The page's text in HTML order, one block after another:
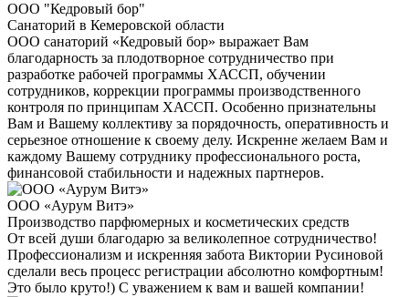
ООО "Кедровый бор"
Санаторий в Кемеровской области
ООО санаторий «Кедровый бор» выражает Вам
благодарность за плодотворное сотрудничество при
разработке рабочей программы ХАССП, обучении
сотрудников, коррекции программы производственного
контроля по принципам ХАССП. Особенно признательны
Вам и Вашему коллективу за порядочность, оперативность и
серьезное отношение к своему делу. Искренне желаем Вам и
каждому Вашему сотруднику профессионального роста,
финансовой стабильности и надежных партнеров.
ООО «Аурум Витэ»
Производство парфюмерных и косметических средств
От всей души благодарю за великолепное сотрудничество!
Профессионализм и искренняя забота Виктории Русиновой
сделали весь процесс регистрации абсолютно комфортным!
Это было круто!) С уважением к вам и вашей компании!